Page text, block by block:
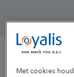
Met cookies